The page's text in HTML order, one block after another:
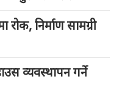
निर्माण सामग्री
व्यवस्थापन गर्ने